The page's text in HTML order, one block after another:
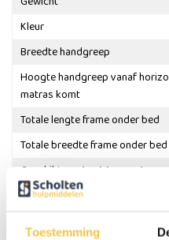
Toestemming
Kleur
Breedte handgreep
Hoogte handgreep vanaf
matras komt
Totale lengte frame onder bed
Totale breedte frame onder bed
Geschikt
voor
bedden met
bedden